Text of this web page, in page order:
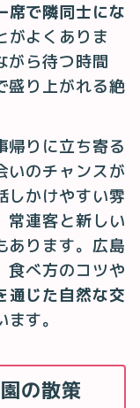
席で隣同士にな
がよくありま
がら待つ時間
盛り上がれる絶
帰りに立ち寄る
いのチャンスが
しかけやすい雰
常連客と新しい
あります。広島
食べ方のコツや
通じた自然な交
す。
の散策